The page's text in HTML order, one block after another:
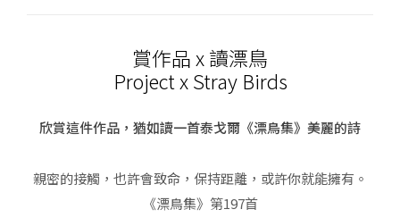
賞作品 x 讀漂鳥
Project x Stray Birds
欣賞這件作品，猶如讀一首泰戈爾《漂鳥集》美麗的詩
親密的接觸，也許會致命，保持距離，或許你就能擁有。
《漂鳥集》第197首